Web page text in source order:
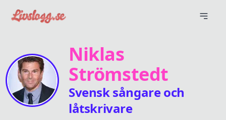
Niklas
Strömstedt
Svensk sångare och
låtskrivare